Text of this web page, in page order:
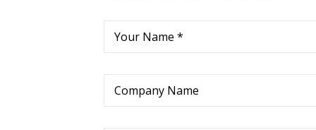
Your Name *
Company Name